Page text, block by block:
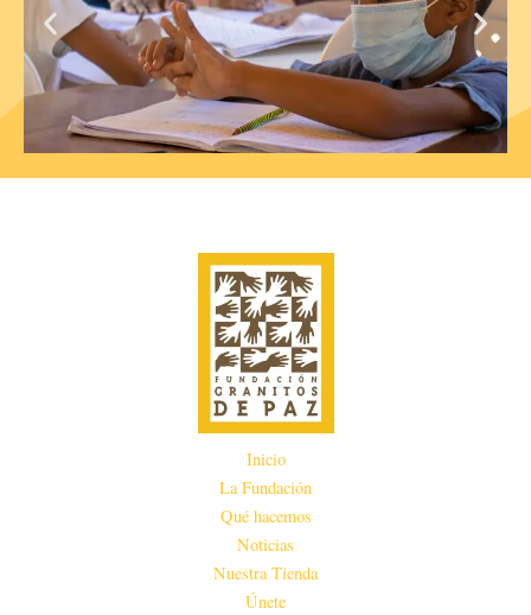
P
r
e
v
o
N
e
x
t
s
l
Inicio
La Fundación
Qué hacemos
Noticias
Nuestra Tienda
Únete